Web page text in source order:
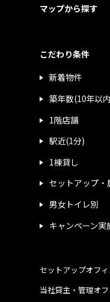
マップから探す
こだわり条件
新着物件
築年数(10年以
1階店舗
駅近(1分)
1棟貸し
セットアップ・
男女トイレ別
キャンペーン実
当社貸主・管理オ
セットアップオフ